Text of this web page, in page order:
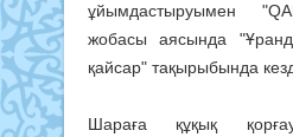
ұйымдастыруымен
жобасы аясында
қайсар" тақырыбында
Шараға құқық